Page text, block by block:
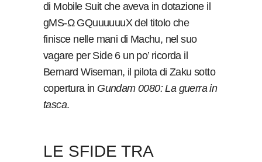
di Mobile Suit che aveva in dotazione il
gMS-Ω GQuuuuuuX del titolo che
finisce nelle mani di Machu, nel suo
vagare per Side 6 un po’ ricorda il
Bernard Wiseman, il pilota di Zaku sotto
copertura in Gundam 0080: La guerra in
tasca.
LE SFIDE TRA